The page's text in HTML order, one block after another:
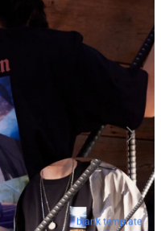
blank template